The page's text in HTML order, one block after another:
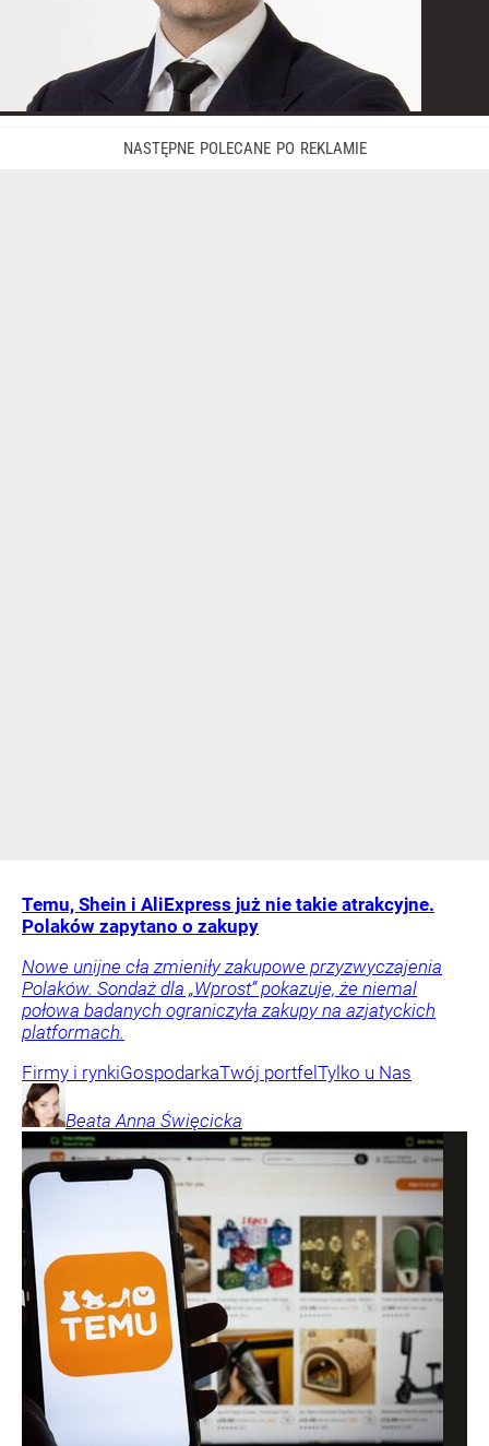
Temu, Shein i AliExpress już nie takie atrakcyjne.
Polaków zapytano o zakupy
Nowe unijne cła zmieniły zakupowe przyzwyczajenia
Polaków. Sondaż dla „Wprost” pokazuje, że niemal
połowa badanych ograniczyła zakupy na azjatyckich
platformach.
Firmy i rynkiGospodarkaTwój portfelTylko u Nas
Beata Anna Święcicka